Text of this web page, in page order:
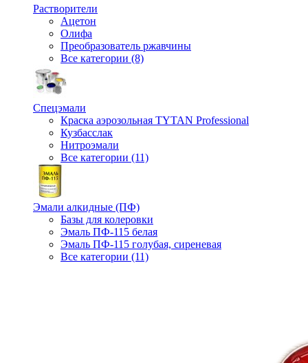
Растворители
Ацетон
Олифа
Преобразователь ржавчины
Все категории (8)
Спецэмали
Краска аэрозольная TYTAN Professional
Кузбасслак
Нитроэмали
Все категории (11)
Эмали алкидные (ПФ)
Базы для колеровки
Эмаль ПФ-115 белая
Эмаль ПФ-115 голубая, сиреневая
Все категории (11)